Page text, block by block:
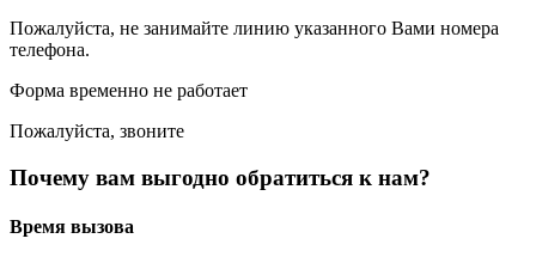
Пожалуйста, не занимайте линию указанного Вами номера
телефона.
Форма временно не работает
Пожалуйста, звоните
Почему вам выгодно обратиться к нам?
Время вызова